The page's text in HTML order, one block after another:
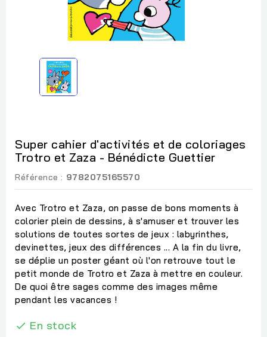
Super cahier d'activités et de coloriages
Trotro et Zaza - Bénédicte Guettier
Référence : 9782075165570
Avec Trotro et Zaza, on passe de bons moments à
colorier plein de dessins, à s'amuser et trouver les
solutions de toutes sortes de jeux : labyrinthes,
devinettes, jeux des différences ... A la fin du livre,
se déplie un poster géant où l'on retrouve tout le
petit monde de Trotro et Zaza à mettre en couleur.
De quoi être sages comme des images même
pendant les vacances !
 En stock